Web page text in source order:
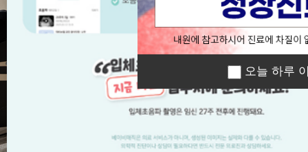
오늘 하루 이 창
오늘 하루